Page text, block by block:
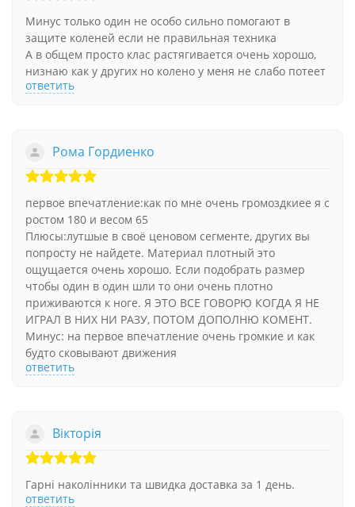
Минус только один не особо сильно помогают в
защите коленей если не правильная техника
А в общем просто клас растягивается очень хорошо,
низнаю как у других но колено у меня не слабо потеет
ответить
Рома Гордиенко
первое впечатление:как по мне очень громоздкиее я с
ростом 180 и весом 65
Плюсы:лутшые в своё ценовом сегменте, других вы
попросту не найдете. Материал плотный это
ощущается очень хорошо. Если подобрать размер
чтобы один в один шли то они очень плотно
приживаются к ноге. Я ЭТО ВСЕ ГОВОРЮ КОГДА Я НЕ
ИГРАЛ В НИХ НИ РАЗУ, ПОТОМ ДОПОЛНЮ КОМЕНТ.
Минус: на первое впечатление очень громкие и как
будто сковывают движения
ответить
Вікторія
Гарні наколінники та швидка доставка за 1 день.
ответить